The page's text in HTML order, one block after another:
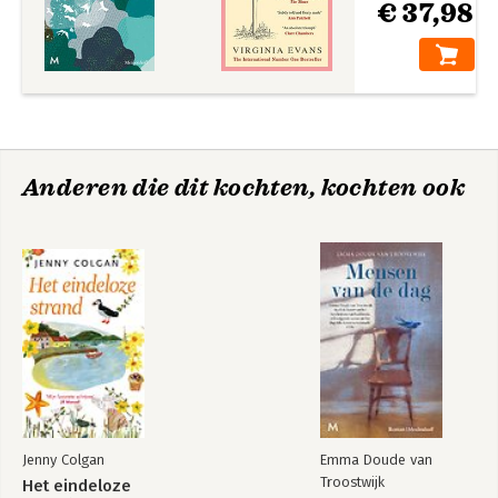
‘Adembenemend, zowel poëtisch als droog in stijl.’ Trouw
€ 37,98
Anderen die dit kochten, kochten ook
Jenny Colgan
Het eindeloze
Emma Doude van
Troostwijk